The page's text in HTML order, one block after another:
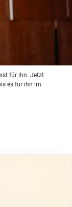
für ihn: Jetzt
es für ihn im